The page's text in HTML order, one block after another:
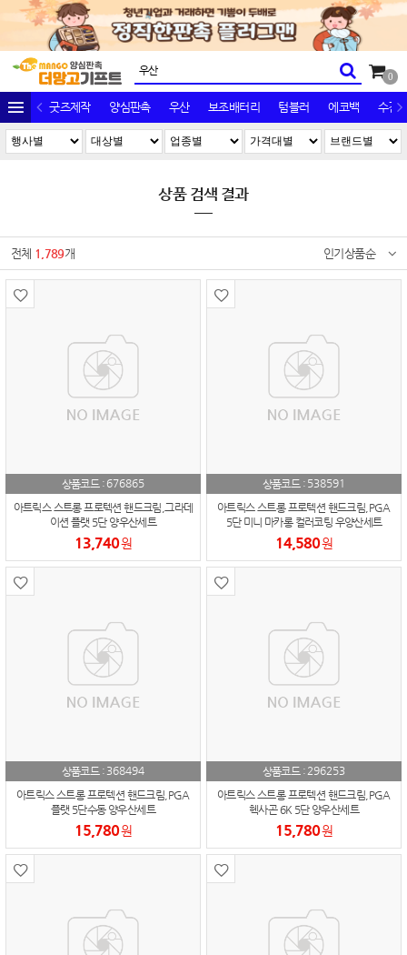
0
굿즈제작 양심판촉 우산 보조배터리 텀블러 에코백 수건/
상품 검색 결과
전체 1,789개 인기상품순
상품코드 : 676865
아트릭스 스트롱 프로텍션 핸드크림,그라데
이션 플랫 5단 양우산세트
13,740원
상품코드 : 538591
아트릭스 스트롱 프로텍션 핸드크림,PGA
5단 미니 마카롱 컬러코팅 우양산세트
14,580원
상품코드 : 368494
아트릭스 스트롱 프로텍션 핸드크림,PGA
플랫 5단수동 양우산세트
15,780원
상품코드 :296253
아트릭스 스트롱 프로텍션 핸드크림,PGA
헥사곤 6K 5단 양우산세트
15,780원